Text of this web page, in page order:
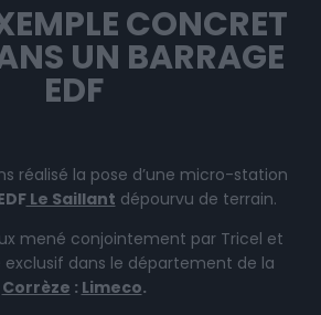
CONCRET
UN BARRAGE
EDF
réalisé la pose d’une micro-station
Le Saillant dépourvu de terrain.
mené conjointement par Tricel et
dans le département de la
Corrèze : Limeco.